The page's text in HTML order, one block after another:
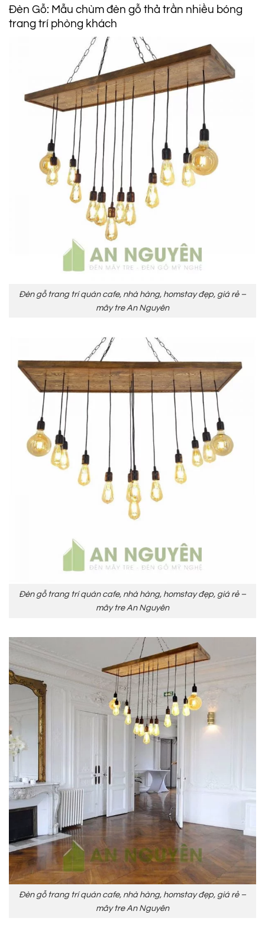
Đèn Gỗ: Mẫu chùm đèn gỗ thả trần nhiều bóng
trang trí phòng khách
Đèn gỗ trang trí quán cafe, nhà hàng, homstay đẹp, giá rẻ –
mây tre An Nguyên
Đèn gỗ trang trí quán cafe, nhà hàng, homstay đẹp, giá rẻ –
mây tre An Nguyên
Đèn gỗ trang trí quán cafe, nhà hàng, homstay đẹp, giá rẻ –
mây tre An Nguyên